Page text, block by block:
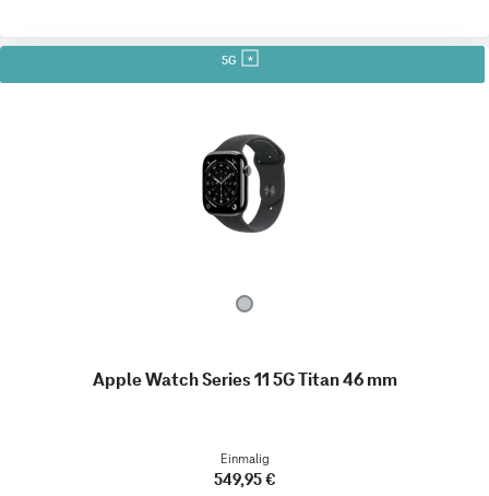
5G
Apple Watch Series 11 5G Titan 46 mm
Einmalig
549,95 €